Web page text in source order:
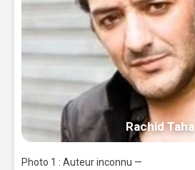
Rachid Taha
Photo 1 : Auteur inconnu —